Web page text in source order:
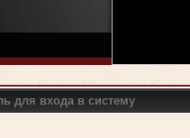
для входа в систему